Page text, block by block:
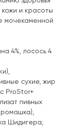
и красоты
мочекаменной
4%, лосось 4
сухие, жир
ProStor+
пивных
Шидигера,